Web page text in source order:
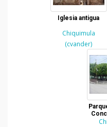
Iglesia antigua
Chiquimula
(cvander)